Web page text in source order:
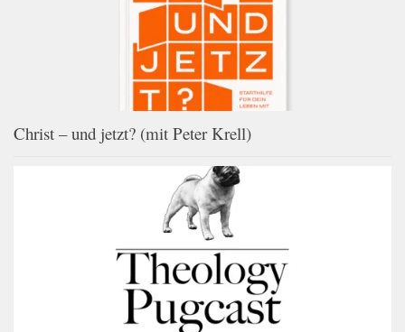
Christ – und jetzt? (mit Peter Krell)